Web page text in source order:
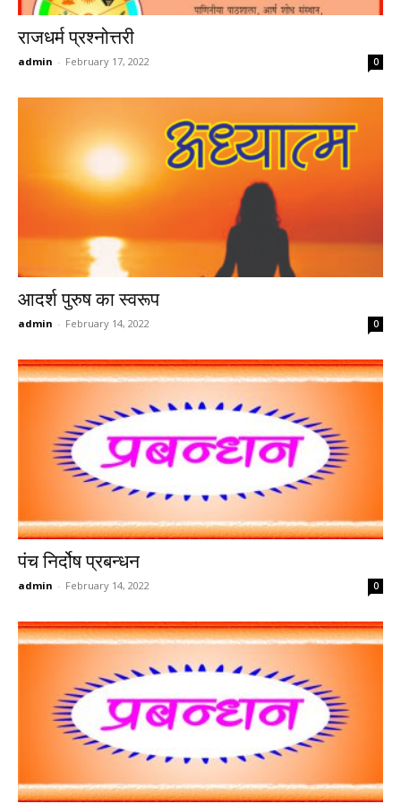
राजधर्म प्रश्नोत्तरी
admin - February 17, 2022 0
आदर्श पुरुष का स्वरूप
admin - February 14, 2022 0
पंच निर्दोष प्रबन्धन
admin - February 14, 2022 0